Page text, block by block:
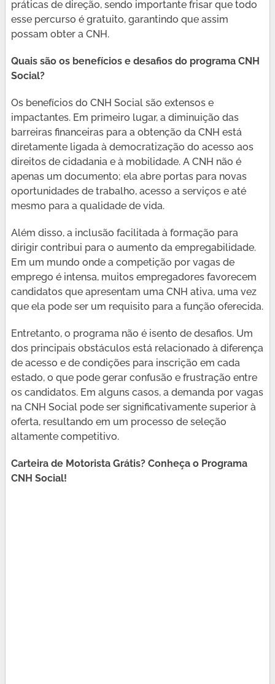
práticas de direção, sendo importante frisar que todo
esse percurso é gratuito, garantindo que assim
possam obter a CNH.
Quais são os benefícios e desafios do programa CNH
Social?
Os benefícios do CNH Social são extensos e
impactantes. Em primeiro lugar, a diminuição das
barreiras financeiras para a obtenção da CNH está
diretamente ligada à democratização do acesso aos
direitos de cidadania e à mobilidade. A CNH não é
apenas um documento; ela abre portas para novas
oportunidades de trabalho, acesso a serviços e até
mesmo para a qualidade de vida.
Além disso, a inclusão facilitada à formação para
dirigir contribui para o aumento da empregabilidade.
Em um mundo onde a competição por vagas de
emprego é intensa, muitos empregadores favorecem
candidatos que apresentam uma CNH ativa, uma vez
que ela pode ser um requisito para a função oferecida.
Entretanto, o programa não é isento de desafios. Um
dos principais obstáculos está relacionado à diferença
de acesso e de condições para inscrição em cada
estado, o que pode gerar confusão e frustração entre
os candidatos. Em alguns casos, a demanda por vagas
na CNH Social pode ser significativamente superior à
oferta, resultando em um processo de seleção
altamente competitivo.
Carteira de Motorista Grátis? Conheça o Programa
CNH Social!